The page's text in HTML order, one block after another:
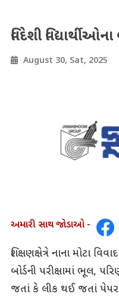
વિદેશી
August 30, Sat, 2025
અમારી સાથ જોડાઓ -
શિક્ષણક્ષેત્રે નાના મોટા
બોર્ડની પરીક્ષામાં ભૂલ,
જતાં કે લીક થઈ જતાં